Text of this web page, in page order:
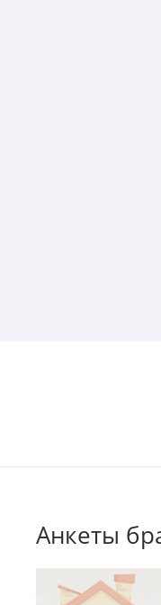
Анкеты